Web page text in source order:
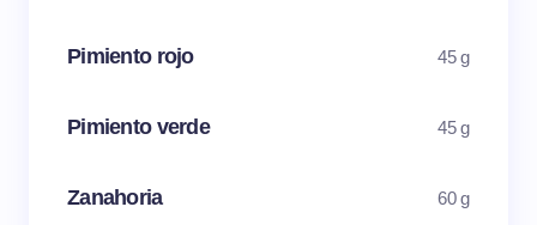
Pimiento rojo 45 g
Pimiento verde 45 g
Zanahoria 60 g